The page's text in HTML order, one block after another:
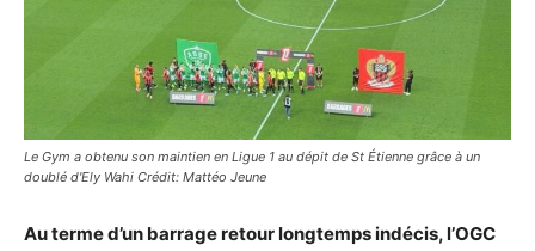
Le Gym a obtenu son maintien en Ligue 1 au dépit de St Étienne grâce à un
doublé d'Ely Wahi Crédit: Mattéo Jeune
Au terme d’un barrage retour longtemps indécis, l’OGC